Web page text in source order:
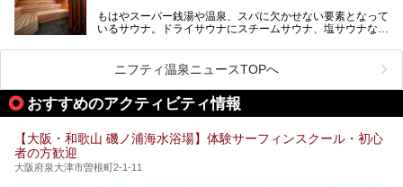
ケやボウリングといった遊び場もあり、友人同士やカップル
で“遊び+癒し”の一日を過ごすのにもぴったり。
処にいたるまで魅力をたっぷり堪能してきたので、その全容
大規模リニューアルの全容を確認すべく、リニューアルプレ
オープンイベントに行ってきました！今回はそのリニューア
もはやスーパー銭湯や温泉、スパに欠かせない要素となって
いるサウナ。ドライサウナにスチームサウナ、塩サウナな
ペース、ロウリュウなど、心ゆくまで楽しむためのサービス
が充実した施設も多くみられます。
今回はそんなサウナにこだわった、大阪府内のオススメ温
泉・銭湯・スパを30件紹介したいと思います！
ニフティ温泉ニュースTOPへ
おすすめのアクティビティ情報
【大阪・和歌山 磯ノ浦海水浴場】体験サーフィンスクール・初心
者の方歓迎
大阪府泉大津市曽根町2-1-11